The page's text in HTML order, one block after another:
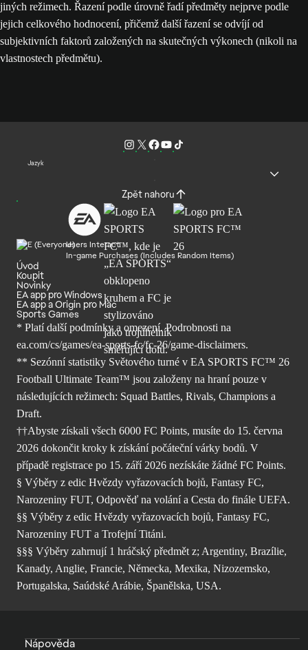
jiných režimech. Řazení podle úrovně řadí předměty nejprve podle
jejich celkového hodnocení, přičemž další řazení se odvíjí od
subjektivních faktorů založených na skutečných výkonech (nikoli na
vlastnostech předmětu).
Jazyk
Zpět nahoru
Users Interact
In-game Purchases (Includes Random Items)
Úvod
Koupit
Novinky
EA app pro Windows
EA app a Origin pro Mac
Sports Games
* Platí další podmínky a omezení. Podrobnosti na
ea.com/cs/games/ea-sports-fc/fc-26/game-disclaimers.
** Sezónní statistiky Světového turné v EA SPORTS FC™ 26
Football Ultimate Team™ jsou založeny na hraní pouze v
následujících režimech: Squad Battles, Rivals, Champions a
Draft.
††Abyste získali všech 6000 FC Points, musíte do 15. června
2026 dokončit kroky k získání počáteční várky bodů. V
případě registrace po 15. září 2026 nezískáte žádné FC Points.
§ Výběry z edic Hvězdy vyřazovacích bojů, Fantasy FC,
Narozeniny FUT, Odpověď na volání a Cesta do finále UEFA.
§§ Výběry z edic Hvězdy vyřazovacích bojů, Fantasy FC,
Narozeniny FUT a Trofejní Titáni.
§§§ Výběry zahrnují 1 hráčský předmět z; Argentiny, Brazílie,
Kanady, Anglie, Francie, Německa, Mexika, Nizozemsko,
Portugalska, Saúdské Arábie, Španělska, USA.
Nápověda